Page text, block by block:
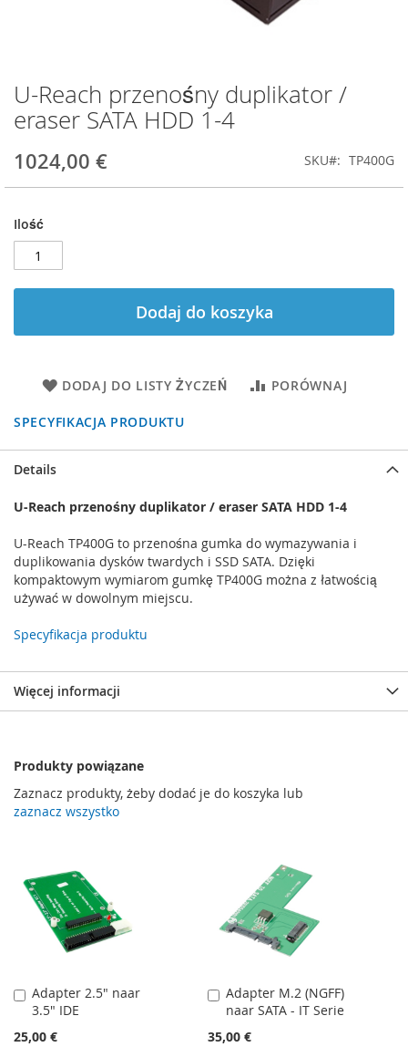
U-Reach przenośny duplikator /
eraser SATA HDD 1-4
1024,00 € SKU TP400G
Ilość
Dodaj do koszyka
DODAJ DO LISTY ŻYCZEŃ PORÓWNAJ
SPECYFIKACJA PRODUKTU
Przejdź
na
początek
Details
U-Reach przenośny duplikator / eraser SATA HDD 1-4
U-Reach TP400G to przenośna gumka do wymazywania i
duplikowania dysków twardych i SSD SATA. Dzięki
kompaktowym wymiarom gumkę TP400G można z łatwością
używać w dowolnym miejscu.
Specyfikacja produktu
Więcej informacji
Produkty powiązane
Zaznacz produkty, żeby dodać je do koszyka lub
zaznacz wszystko
Adapter 2.5" naar
3.5" IDE
25,00 €
Dodaj
do
koszyka
Adapter M.2 (NGFF)
naar SATA - IT Serie
35,00 €
Dodaj
do
koszyka